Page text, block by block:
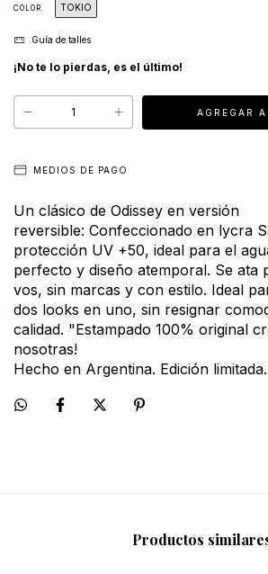
COLOR TOKIO
Guía de talles
¡No te lo pierdas, es el último!
MEDIOS DE PAGO
Un clásico de Odissey en versión
reversible: Confeccionado en lycra
protección UV +50, ideal para el
perfecto y diseño atemporal. Se ata
vos, sin marcas y con estilo. Ideal
dos looks en uno, sin resignar
calidad. "Estampado 100% original
nosotras!
Hecho en Argentina. Edición limitada.
Productos